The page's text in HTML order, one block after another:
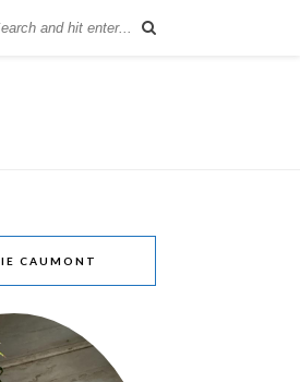
CAUMONT